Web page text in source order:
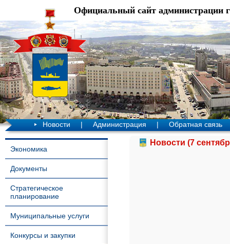
Официальный сайт администрации
Новости | Администрация | Обратная связь
Экономика
Документы
Стратегическое
планирование
Муниципальные услуги
Конкурсы и закупки
Новости (7